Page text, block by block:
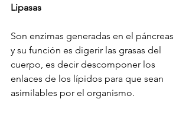
Lipasas
Son enzimas generadas en el páncreas
y su función es digerir las grasas del
cuerpo, es decir descomponer los
enlaces de los lípidos para que sean
asimilables por el organismo.